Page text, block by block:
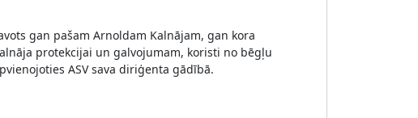
gan pašam Arnoldam Kalnājam, gan kora
protekcijai un galvojumam, koristi no bēgļu
ASV sava diriģenta gādībā.